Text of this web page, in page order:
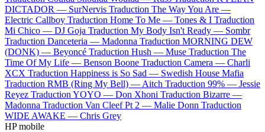
DICTADOR — SurNervis Traduction The Way You Are —
Electric Callboy Traduction Home To Me — Tones & I Traduction
Mi Chico — DJ Goja Traduction My Body Isn't Ready — Sombr
Traduction Danceteria — Madonna Traduction MORNING DEW
(DONK) — Beyoncé Traduction Hush — Muse Traduction The
Time Of My Life — Benson Boone Traduction Camera — Charli
XCX Traduction Happiness is So Sad — Swedish House Mafia
Traduction RMB (Ring My Bell) — Aitch Traduction 99% — Jessie
Reyez Traduction YOYO — Don Xhoni Traduction Bizarre —
Madonna Traduction Van Cleef Pt 2 — Malie Donn Traduction
WIDE AWAKE — Chris Grey
HP mobile